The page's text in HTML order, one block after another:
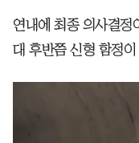
연내에 최종 의사결정
대 후반쯤 신형 함정